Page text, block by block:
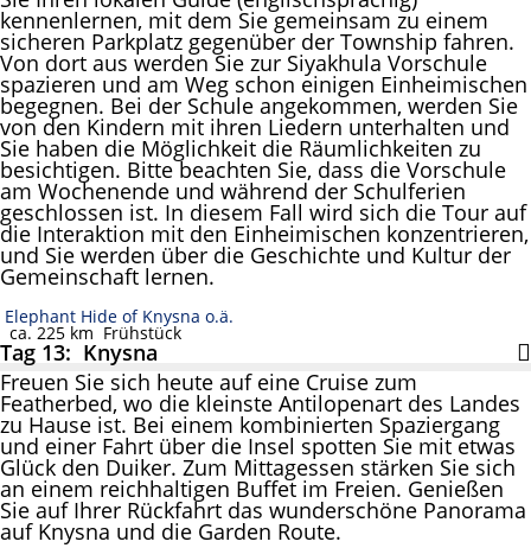
kennenlernen, mit dem Sie gemeinsam zu einem
sicheren Parkplatz gegenüber der Township fahren.
Von dort aus werden Sie zur Siyakhula Vorschule
spazieren und am Weg schon einigen Einheimischen
begegnen. Bei der Schule angekommen, werden Sie
von den Kindern mit ihren Liedern unterhalten und
Sie haben die Möglichkeit die Räumlichkeiten zu
besichtigen. Bitte beachten Sie, dass die Vorschule
am Wochenende und während der Schulferien
geschlossen ist. In diesem Fall wird sich die Tour auf
die Interaktion mit den Einheimischen konzentrieren,
und Sie werden über die Geschichte und Kultur der
Gemeinschaft lernen.
Elephant Hide of Knysna o.ä.
ca. 225 km Frühstück
Tag 13: Knysna
Freuen Sie sich heute auf eine Cruise zum
Featherbed, wo die kleinste Antilopenart des Landes
zu Hause ist. Bei einem kombinierten Spaziergang
und einer Fahrt über die Insel spotten Sie mit etwas
Glück den Duiker. Zum Mittagessen stärken Sie sich
an einem reichhaltigen Buffet im Freien. Genießen
Sie auf Ihrer Rückfahrt das wunderschöne Panorama
auf Knysna und die Garden Route.